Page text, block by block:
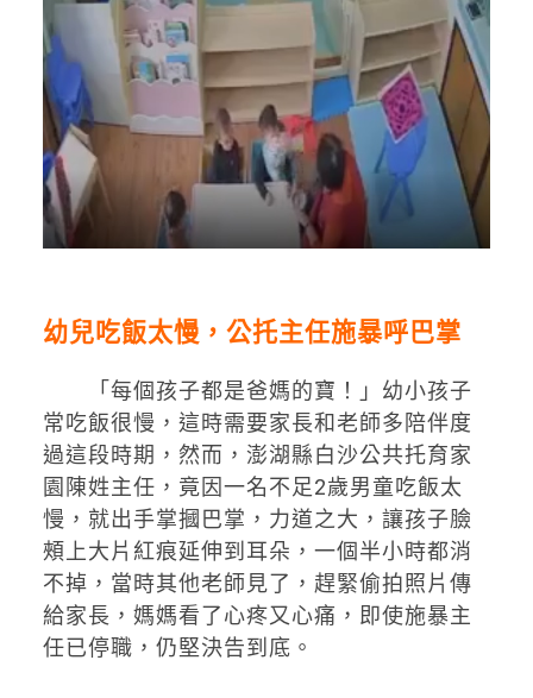
幼兒吃飯太慢，公托主任施暴呼巴掌
「每個孩子都是爸媽的寶！」幼小孩子
常吃飯很慢，這時需要家長和老師多陪伴度
過這段時期，然而，澎湖縣白沙公共托育家
園陳姓主任，竟因一名不足2歲男童吃飯太
慢，就出手掌摑巴掌，力道之大，讓孩子臉
頰上大片紅痕延伸到耳朵，一個半小時都消
不掉，當時其他老師見了，趕緊偷拍照片傳
給家長，媽媽看了心疼又心痛，即使施暴主
任已停職，仍堅決告到底。